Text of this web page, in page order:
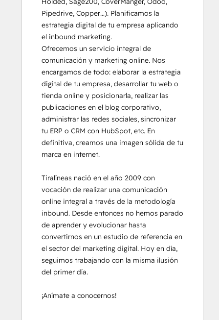
Platform Consulting
Revenue Operations
Salesforce Integration Certification
SEO
Service Hub Software
Social Media Marketing Certification
Course
Social Media Marketing Certification II
Pipedrive, Copper…). Planificamos la
estrategia digital de tu empresa aplicando
el inbound marketing.
Ofrecemos un servicio integral de
comunicación y marketing online. Nos
encargamos de todo: elaborar la estrategia
digital de tu empresa, desarrollar tu web o
tienda online y posicionarla, realizar las
publicaciones en el blog corporativo,
administrar las redes sociales, sincronizar
tu ERP o CRM con HubSpot, etc. En
definitiva, creamos una imagen sólida de tu
marca en internet.
Tiralíneas nació en el año 2009 con
vocación de realizar una comunicación
online integral a través de la metodología
inbound. Desde entonces no hemos parado
de aprender y evolucionar hasta
convertirnos en un estudio de referencia en
el sector del marketing digital. Hoy en día,
seguimos trabajando con la misma ilusión
del primer día.
¡Anímate a conocernos!